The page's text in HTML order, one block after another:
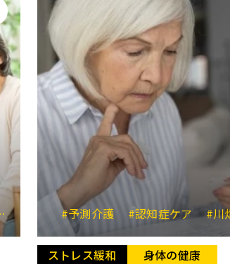
サポートする心構え #予測介護
#予測介護 #認知症ケア #
ストレス緩和
身体の健康